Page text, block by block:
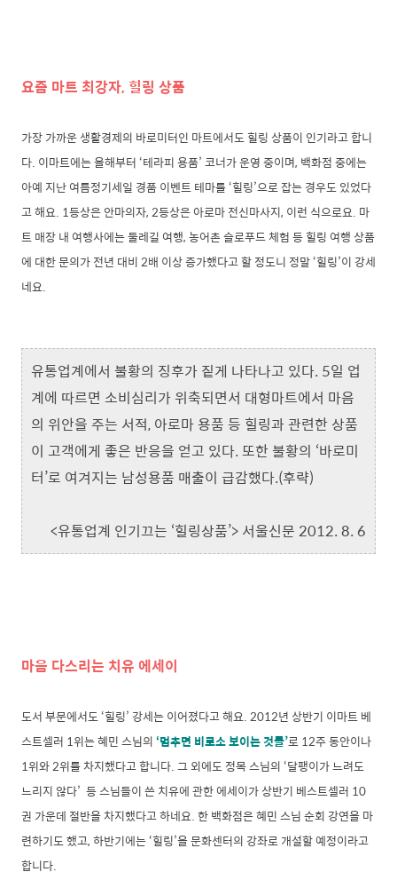
요즘 마트 최강자, 힐링 상품
가장 가까운 생활경제의 바로미터인 마트에서도 힐링 상품이 인기라고 합니
다. 이마트에는 올해부터 ‘테라피 용품’ 코너가 운영 중이며, 백화점 중에는
아예 지난 여름정기세일 경품 이벤트 테마를 ‘힐링’으로 잡는 경우도 있었다
고 해요. 1등상은 안마의자, 2등상은 아로마 전신마사지, 이런 식으로요. 마
트 매장 내 여행사에는 둘레길 여행, 농어촌 슬로푸드 체험 등 힐링 여행 상품
에 대한 문의가 전년 대비 2배 이상 증가했다고 할 정도니 정말 ‘힐링’이 강세
네요.
유통업계에서 불황의 징후가 짙게 나타나고 있다. 5일 업
계에 따르면 소비심리가 위축되면서 대형마트에서 마음
의 위안을 주는 서적, 아로마 용품 등 힐링과 관련한 상품
이 고객에게 좋은 반응을 얻고 있다. 또한 불황의 ‘바로미
터’로 여겨지는 남성용품 매출이 급감했다.(후략)
<유통업계 인기끄는 ‘힐링상품’> 서울신문 2012. 8. 6
마음 다스리는 치유 에세이
도서 부문에서도 ‘힐링’ 강세는 이어졌다고 해요. 2012년 상반기 이마트 베
스트셀러 1위는 혜민 스님의‘멈추면 비로소 보이는 것들’로 12주 동안이나
1위와 2위를 차지했다고 합니다. 그 외에도 정목 스님의 ‘달팽이가 느려도
느리지 않다’ 등 스님들이 쓴 치유에 관한 에세이가 상반기 베스트셀러 10
권 가운데 절반을 차지했다고 하네요. 한 백화점은 혜민 스님 순회 강연을 마
련하기도 했고, 하반기에는 ‘힐링’을 문화센터의 강좌로 개설할 예정이라고
합니다.